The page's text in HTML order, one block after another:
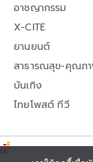
อาชญากรรม
X-CITE
ยานยนต์
สาธารณสุข-คุณภ
บันเทิง
ไทยโพสต์ ทีวี